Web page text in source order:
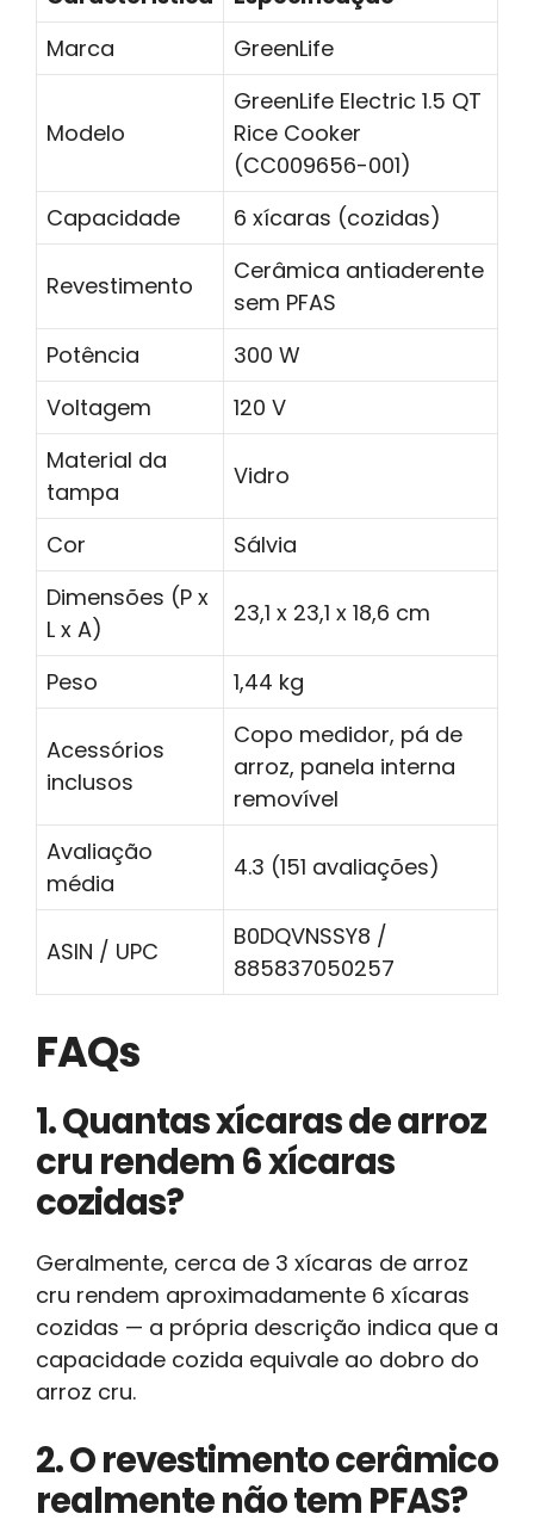
Marca
GreenLife
Modelo
GreenLife Electric 1.5 QT
Rice Cooker
(CC009656-001)
Capacidade
6 xícaras (cozidas)
Revestimento
Cerâmica antiaderente
sem PFAS
Potência
300 W
Voltagem
120 V
Material da
tampa
Vidro
Cor
Sálvia
Dimensões (P x
L x A)
23,1 x 23,1 x 18,6 cm
Peso 1,44 kg
Acessórios
inclusos
Copo medidor, pá de
arroz, panela interna
removível
Avaliação
média
4.3 (151 avaliações)
ASIN / UPC
B0DQVNSSY8 /
885837050257
FAQs
1. Quantas xícaras de arroz
cru rendem 6 xícaras
cozidas?
Geralmente, cerca de 3 xícaras de arroz
cru rendem aproximadamente 6 xícaras
cozidas — a própria descrição indica que a
capacidade cozida equivale ao dobro do
arroz cru.
2. O revestimento cerâmico
realmente não tem PFAS?